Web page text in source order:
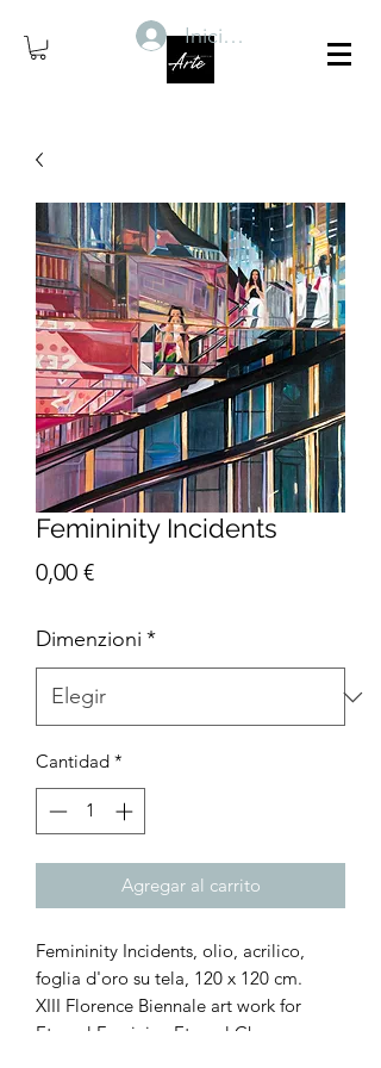
Iniciar sesión
Femininity Incidents
0,00 €Precio
Dimenzioni *
Cantidad *
Agregar al carrito
Femininity Incidents, olio, acrilico,
foglia d'oro su tela, 120 x 120 cm.
XIII Florence Biennale art work for
Eternal Faminine Eternal Change.